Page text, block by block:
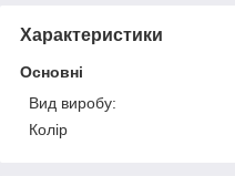
Характеристики
Основні
Вид виробу:
Колір